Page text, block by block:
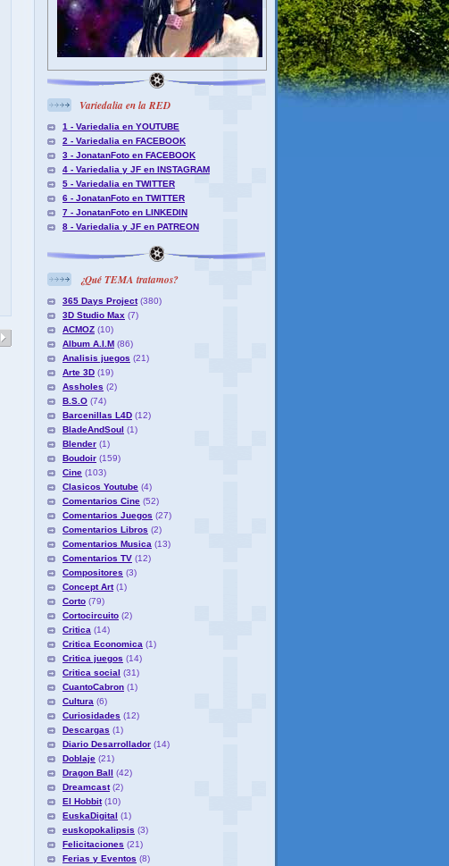
Variedalia en la RED
1 - Variedalia en YOUTUBE
2 - Variedalia en FACEBOOK
3 - JonatanFoto en FACEBOOK
4 - Variedalia y JF en INSTAGRAM
5 - Variedalia en TWITTER
6 - JonatanFoto en TWITTER
7 - JonatanFoto en LINKEDIN
8 - Variedalia y JF en PATREON
¿Qué TEMA tratamos?
365 Days Project (380)
3D Studio Max (7)
ACMOZ (10)
Album A.I.M (86)
Analisis juegos (21)
Arte 3D (19)
Assholes (2)
B.S.O (74)
Barcenillas L4D (12)
BladeAndSoul (1)
Blender (1)
Boudoir (159)
Cine (103)
Clasicos Youtube (4)
Comentarios Cine (52)
Comentarios Juegos (27)
Comentarios Libros (2)
Comentarios Musica (13)
Comentarios TV (12)
Compositores (3)
Concept Art (1)
Corto (79)
Cortocircuito (2)
Critica (14)
Critica Economica (1)
Critica juegos (14)
Critica social (31)
CuantoCabron (1)
Cultura (6)
Curiosidades (12)
Descargas (1)
Diario Desarrollador (14)
Doblaje (21)
Dragon Ball (42)
Dreamcast (2)
El Hobbit (10)
EuskaDigital (1)
euskopokalipsis (3)
Felicitaciones (21)
Ferias y Eventos (8)